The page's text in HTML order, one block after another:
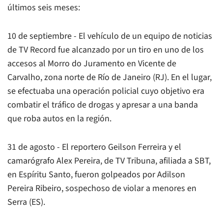
últimos seis meses:
10 de septiembre - El vehículo de un equipo de noticias
de TV Record fue alcanzado por un tiro en uno de los
accesos al Morro do Juramento en Vicente de
Carvalho, zona norte de Río de Janeiro (RJ). En el lugar,
se efectuaba una operación policial cuyo objetivo era
combatir el tráfico de drogas y apresar a una banda
que roba autos en la región.
31 de agosto - El reportero Geilson Ferreira y el
camarógrafo Alex Pereira, de TV Tribuna, afiliada a SBT,
en Espíritu Santo, fueron golpeados por Adilson
Pereira Ribeiro, sospechoso de violar a menores en
Serra (ES).